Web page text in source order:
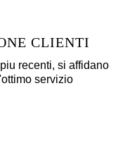
CLIENTI
recenti, si affidano
servizio